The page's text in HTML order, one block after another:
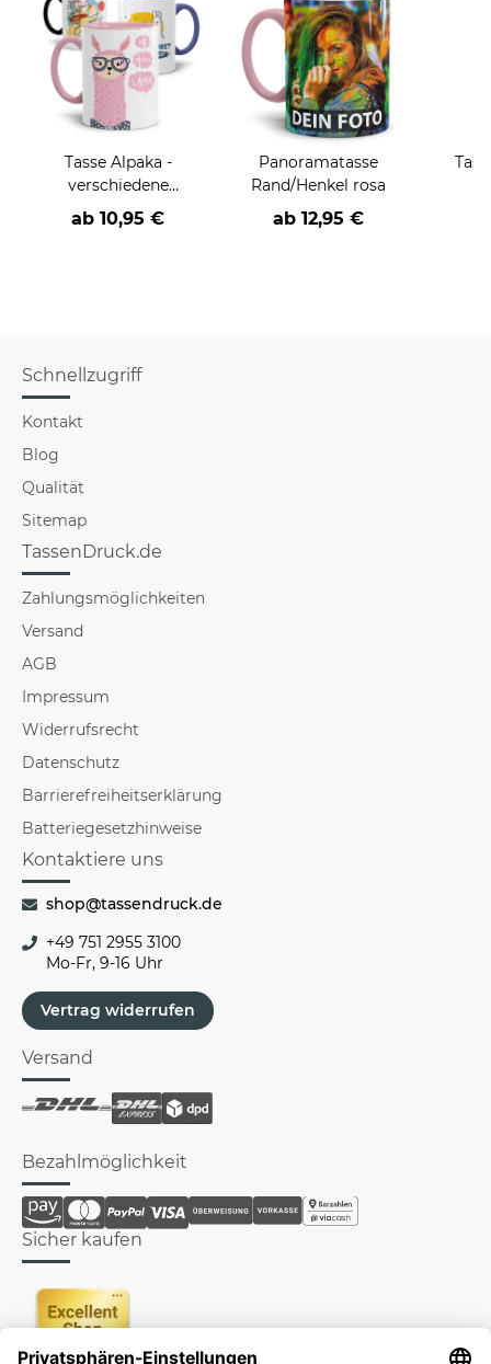
Tasse Alpaka -
verschiedene
Sprüche, Motive und
Farben-
ab 10,95 €
Panoramatasse
Rand/Henkel rosa
ab 12,95 €
Schnellzugriff
Kontakt
Blog
Qualität
Sitemap
TassenDruck.de
Zahlungsmöglichkeiten
Versand
AGB
Impressum
Widerrufsrecht
Datenschutz
Barrierefreiheitserklärung
Batteriegesetzhinweise
Kontaktiere uns
shop@tassendruck.de
+49 751 2955 3100
Mo-Fr, 9-16 Uhr
Vertrag widerrufen
Versand
Bezahlmöglichkeit
Sicher kaufen